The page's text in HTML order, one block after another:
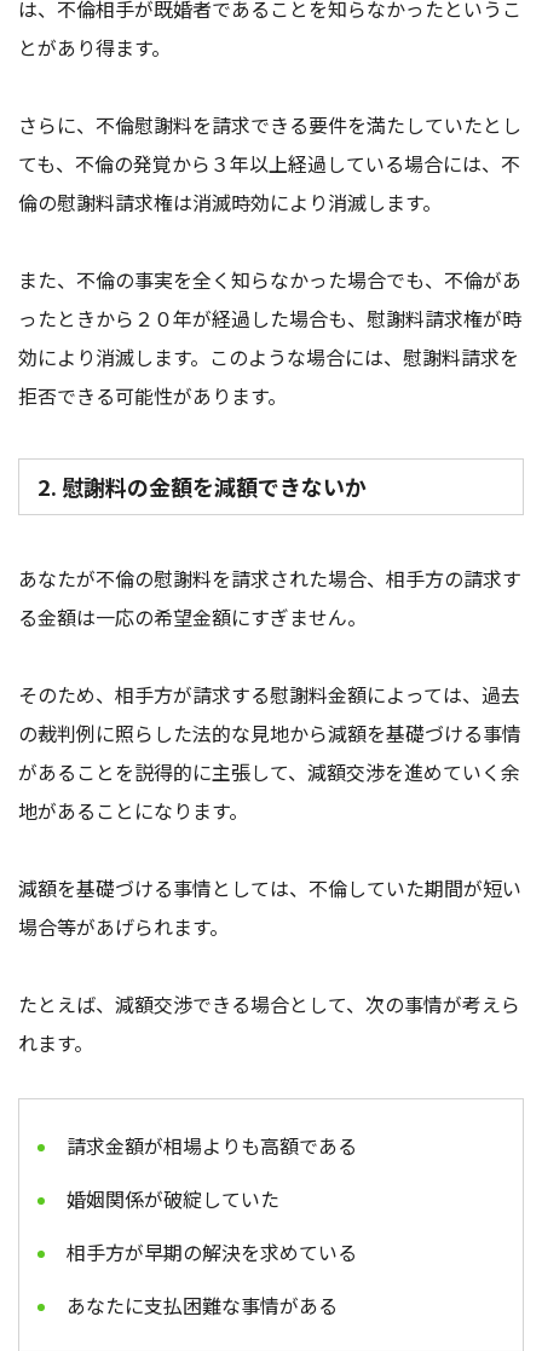
は、不倫相手が既婚者であることを知らなかったというこ
とがあり得ます。
さらに、不倫慰謝料を請求できる要件を満たしていたとし
ても、不倫の発覚から３年以上経過している場合には、不
倫の慰謝料請求権は消滅時効により消滅します。
また、不倫の事実を全く知らなかった場合でも、不倫があ
ったときから２０年が経過した場合も、慰謝料請求権が時
効により消滅します。このような場合には、慰謝料請求を
拒否できる可能性があります。
2. 慰謝料の金額を減額できないか
あなたが不倫の慰謝料を請求された場合、相手方の請求す
る金額は一応の希望金額にすぎません。
そのため、相手方が請求する慰謝料金額によっては、過去
の裁判例に照らした法的な見地から減額を基礎づける事情
があることを説得的に主張して、減額交渉を進めていく余
地があることになります。
減額を基礎づける事情としては、不倫していた期間が短い
場合等があげられます。
たとえば、減額交渉できる場合として、次の事情が考えら
れます。
請求金額が相場よりも高額である
婚姻関係が破綻していた
相手方が早期の解決を求めている
あなたに支払困難な事情がある